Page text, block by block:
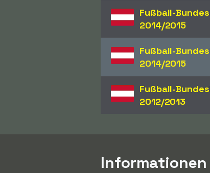
Fußball-
2014/2015
Fußball-
2014/2015
Fußball-
2012/2013